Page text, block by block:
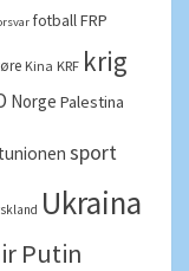
fotballFRP
Kina KRF krig
Norge Palestina
sport
Ukraina
Putin